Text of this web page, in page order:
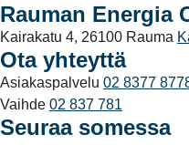
Rauman Energia
Kairakatu 4, 26100 Rauma
Ota yhteyttä
Asiakaspalvelu 02 8377
Vaihde 02 837 781
Seuraa somessa